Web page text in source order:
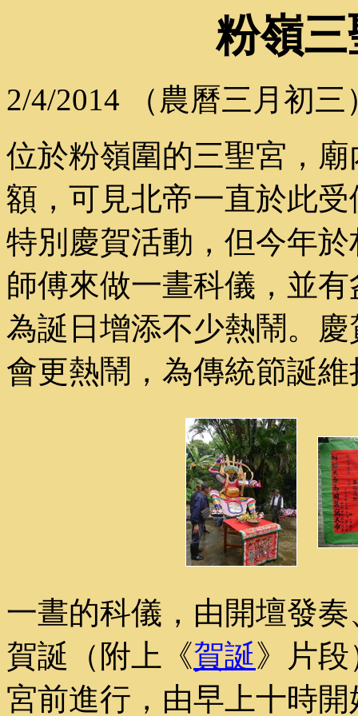
粉嶺
2/4/2014 （農曆三月初三
位於粉嶺圍的三聖宮，
額，可見北帝一直於此
特別慶賀活動，但今年
師傅來做一晝科儀，並
為誕日增添不少熱鬧。
會更熱鬧，為傳統節誕
一晝的科儀，由開壇發
賀誕（附上《賀誕》片
宮前進行，由早上十時